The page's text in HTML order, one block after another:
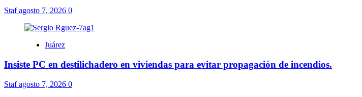
Stafagosto 7, 2026 0
Juárez
Insiste PC en destilichadero en viviendas para evitar propagación de incendios.
Stafagosto 7, 2026 0